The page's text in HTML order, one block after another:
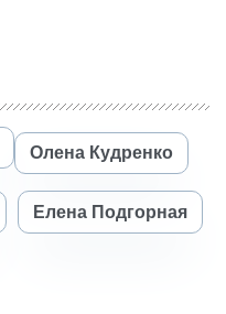
Олена Кудренко
Елена Подгорная